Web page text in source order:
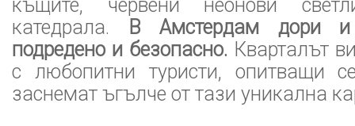
къщите, червени неонови
катедрала.
В Амстердам дори
подредено и безопасно. Кварталът
с любопитни туристи, опитващи
заснемат ъгълче от тази уникална